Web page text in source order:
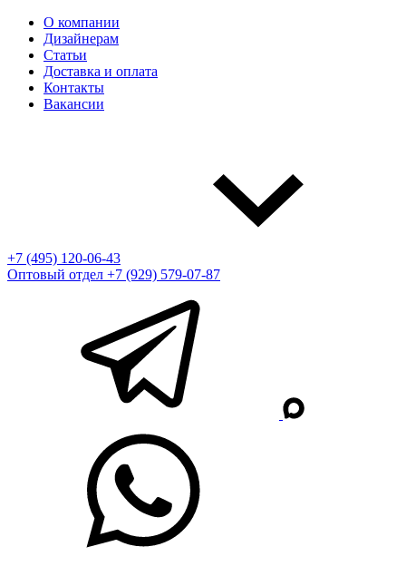
О компании
Дизайнерам
Статьи
Доставка и оплата
Контакты
Вакансии
+7 (495) 120-06-43
Оптовый отдел +7 (929) 579-07-87